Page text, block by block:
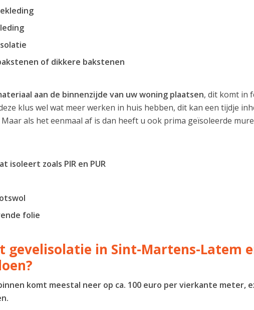
of dikkere bakstenen
aan de binnenzijde van uw woning plaatsen, dit komt in
klus wel wat meer werken in huis hebben, dit kan een tijdje
als het eenmaal af is dan heeft u ook prima geïsoleerde
isoleert zoals PIR en PUR
folie
gevelisolatie in Sint-Martens-Latem
komt meestal neer op ca. 100 euro per vierkante meter,